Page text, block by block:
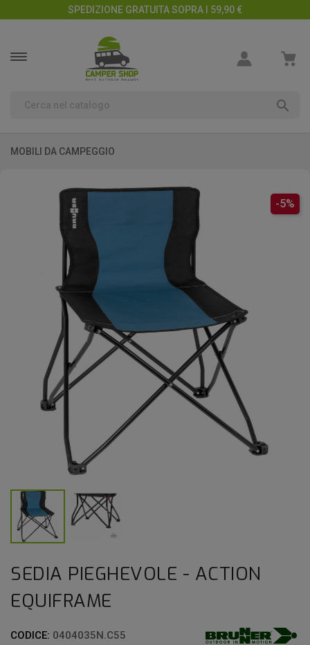
SPEDIZIONE GRATUITA SOPRA I 59,90 €

MOBILI DA CAMPEGGIO
-5%
SEDIA PIEGHEVOLE - ACTION
EQUIFRAME
CODICE: 0404035N.C55